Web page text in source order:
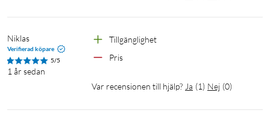
Niklas
Verifierad köpare
5/5
1 år sedan
Tillgänglighet
Pris
Var recensionen till hjälp? Ja (1) Nej (0)